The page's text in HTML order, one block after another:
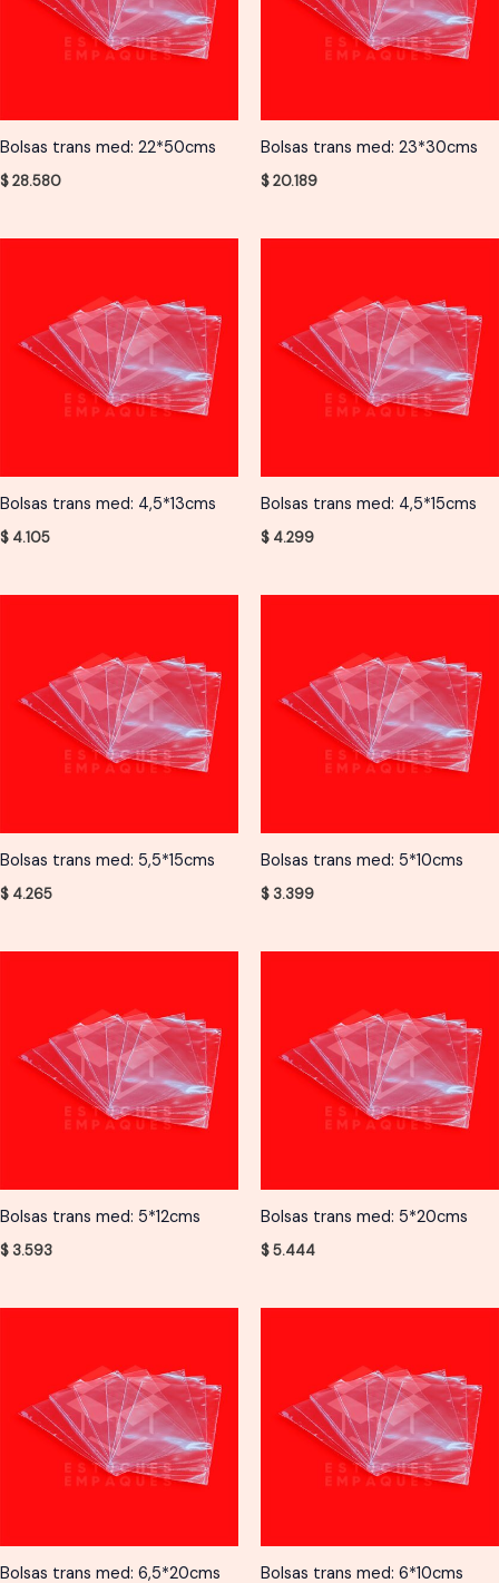
Bolsas trans med: 22*50cms
$28.580
Bolsas trans med: 23*30cms
$20.189
Bolsas trans med: 4,5*13cms
$ 4.105
Bolsas trans med: 4,5*15cms
$ 4.299
Bolsas trans med: 5,5*15cms
$ 4.265
Bolsas trans med: 5*10cms
$ 3.399
Bolsas trans med: 5*12cms
$ 3.593
Bolsas trans med: 5*20cms
$5.444
Bolsas trans med: 6,5*20cms Bolsas trans med: 6*10cms